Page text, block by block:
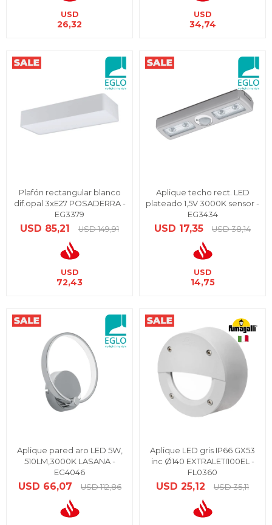
USD
26,32
USD
34,74
Plafón rectangular blanco
dif.opal 3xE27 POSADERRA -
EG3379
USD 85,21 USD 149,91
USD
72,43
Aplique techo rect. LED
plateado 1,5V 3000K sensor -
EG3434
USD 17,35 USD 38,14
USD
14,75
Aplique pared aro LED 5W,
510LM,3000K LASANA -
EG4046
USD 66,07 USD 112,86
Aplique LED gris IP66 GX53
inc Ø140 EXTRALETI100EL -
FL0360
USD 25,12 USD 35,11